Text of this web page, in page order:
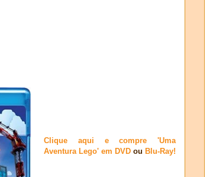
Clique aqui e compre 'Uma
Aventura Lego' em DVD ou Blu-Ray!